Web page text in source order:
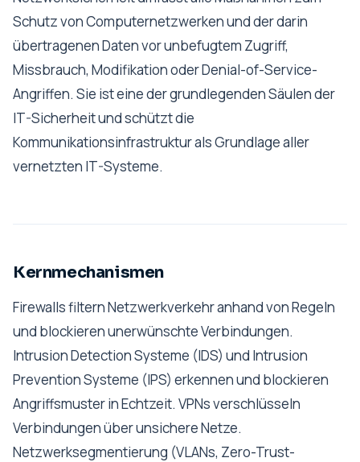
Schutz von Computernetzwerken und der darin
übertragenen Daten vor unbefugtem Zugriff,
Missbrauch, Modifikation oder Denial-of-Service-
Angriffen. Sie ist eine der grundlegenden Säulen der
IT-Sicherheit und schützt die
Kommunikationsinfrastruktur als Grundlage aller
vernetzten IT-Systeme.
Kernmechanismen
Firewalls filtern Netzwerkverkehr anhand von Regeln
und blockieren unerwünschte Verbindungen.
Intrusion Detection Systeme (IDS) und Intrusion
Prevention Systeme (IPS) erkennen und blockieren
Angriffsmuster in Echtzeit. VPNs verschlüsseln
Verbindungen über unsichere Netze.
Netzwerksegmentierung (VLANs, Zero-Trust-